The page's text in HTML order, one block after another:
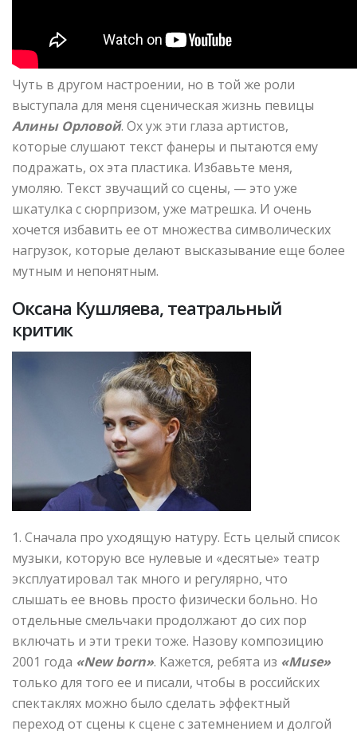
Чуть в другом настроении, но в той же роли
выступала для меня сценическая жизнь певицы
Алины Орловой. Ох уж эти глаза артистов,
которые слушают текст фанеры и пытаются ему
подражать, ох эта пластика. Избавьте меня,
умоляю. Текст звучащий со сцены, — это уже
шкатулка с сюрпризом, уже матрешка. И очень
хочется избавить ее от множества символических
нагрузок, которые делают высказывание еще более
мутным и непонятным.
Оксана Кушляева, театральный
критик
1. Сначала про уходящую натуру. Есть целый список
музыки, которую все нулевые и «десятые» театр
эксплуатировал так много и регулярно, что
слышать ее вновь просто физически больно. Но
отдельные смельчаки продолжают до сих пор
включать и эти треки тоже. Назову композицию
2001 года «New born». Кажется, ребята из «Muse»
только для того ее и писали, чтобы в российских
спектаклях можно было сделать эффектный
переход от сцены к сцене с затемнением и долгой